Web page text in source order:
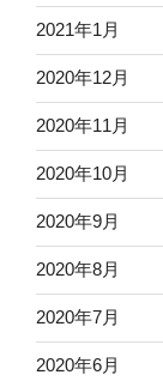
2021年1月
2020年12月
2020年11月
2020年10月
2020年9月
2020年8月
2020年7月
2020年6月